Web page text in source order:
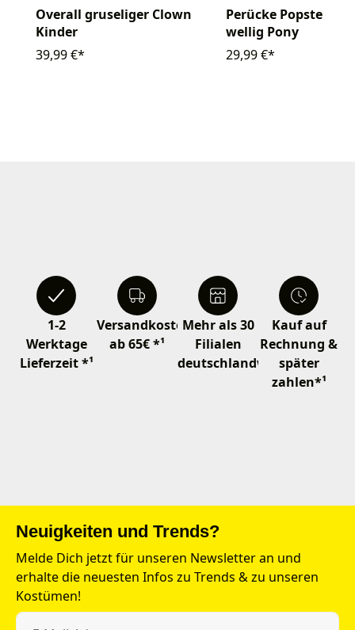
Overall gruseliger Clown
Kinder
39,99 €*
Perücke
wellig Pony
29,99 €*
1-2
Werktage
Lieferzeit *¹
Versandkostenfrei
ab 65€ *¹
Mehr als 30
Filialen
deutschlandweit
Kauf auf
Rechnung &
später
zahlen*¹
Neuigkeiten und Trends?
Melde Dich jetzt für unseren Newsletter an und
erhalte die neuesten Infos zu Trends & zu unseren
Kostümen!